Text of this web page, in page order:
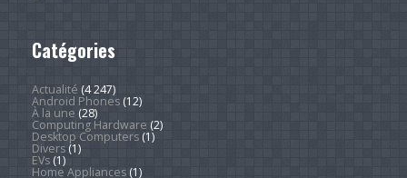
Catégories
Actualité (4 247)
Android Phones(12)
À la une (28)
Computing Hardware (2)
Desktop Computers(1)
Divers(1)
EVs(1)
Home Appliances(1)